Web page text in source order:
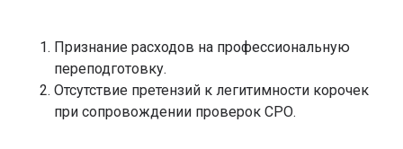
Признание расходов на профессиональную
переподготовку.
Отсутствие претензий к легитимности корочек
при сопровождении проверок СРО.